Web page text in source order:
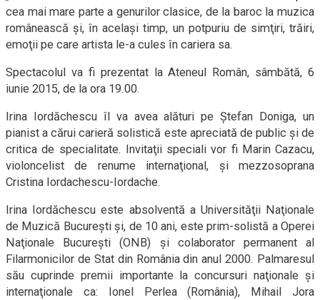
cea mai mare parte a genurilor clasice, de la baroc la muzica
românească şi, în acelaşi timp, un potpuriu de simţiri, trăiri,
emoţii pe care artista le-a cules în cariera sa.
Spectacolul va fi prezentat la Ateneul Român, sâmbătă, 6
iunie 2015, de la ora 19.00.
Irina Iordăchescu îl va avea alături pe Ştefan Doniga, un
pianist a cărui carieră solistică este apreciată de public şi de
critica de specialitate. Invitaţii speciali vor fi Marin Cazacu,
violoncelist de renume internaţional, şi mezzosoprana
Cristina Iordachescu-Iordache.
Irina Iordăchescu este absolventă a Universităţii Naţionale
de Muzică Bucureşti şi, de 10 ani, este prim-solistă a Operei
Naţionale Bucureşti (ONB) şi colaborator permanent al
Filarmonicilor de Stat din România din anul 2000. Palmaresul
său cuprinde premii importante la concursuri naţionale şi
internaţionale ca: Ionel Perlea (România), Mihail Jora